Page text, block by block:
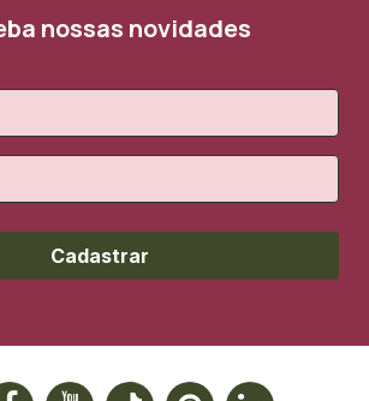
nossas novidades
Cadastrar